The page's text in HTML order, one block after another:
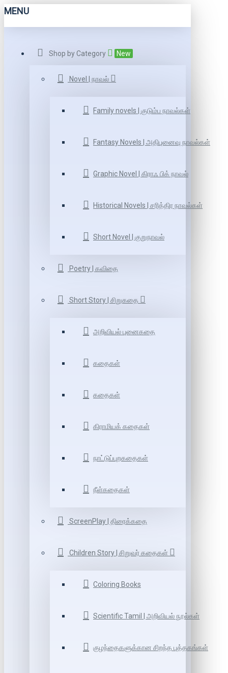
MENU
Shop by Category New
Novel | நாவல்
Family novels | குடும்ப நாவல்கள்
Fantasy Novels | அதிபுனைவு நாவல்கள்
Graphic Novel | கிராஃ பிக் நாவல்
Historical Novels | சரித்திர நாவல்கள்
Short Novel | குறுநாவல்
Poetry | கவிதை
Short Story | சிறுகதை
அறிவியல் புனைகதை
கதைகள்
கதைகள்
கிராமியக் கதைகள்
நாட்டுப்புறகதைகள்
நீள்கதைகள்
ScreenPlay | திரைக்கதை
Children Story | சிறுவர் கதைகள்
Coloring Books
Scientific Tamil | அறிவியல் நூல்கள்
குழந்தைகளுக்கான சிறந்த புத்தகங்கள்